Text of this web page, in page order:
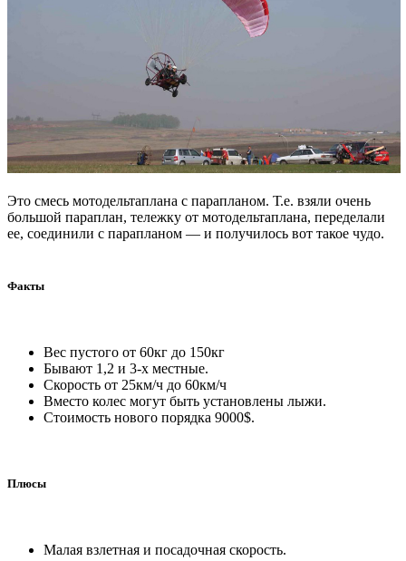
Это смесь мотодельтаплана с парапланом. Т.е. взяли очень
большой параплан, тележку от мотодельтаплана, переделали
ее, соединили с парапланом — и получилось вот такое чудо.
Факты
Вес пустого от 60кг до 150кг
Бывают 1,2 и 3-х местные.
Скорость от 25км/ч до 60км/ч
Вместо колес могут быть установлены лыжи.
Стоимость нового порядка 9000$.
Плюсы
Малая взлетная и посадочная скорость.